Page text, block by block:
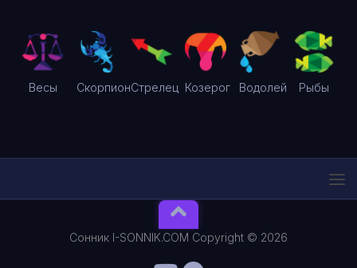
Весы СкорпионСтрелец Козерог Водолей Рыбы
Сонник I-SONNIK.COM Copyright © 2026